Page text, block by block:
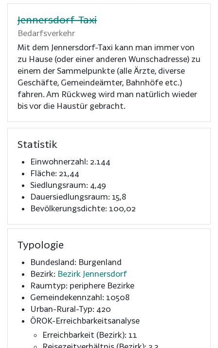
Jennersdorf-Taxi
Bedarfsverkehr
Mit dem Jennersdorf-Taxi kann man immer von
zu Hause (oder einer anderen Wunschadresse) zu
einem der Sammelpunkte (alle Ärzte, diverse
Geschäfte, Gemeindeämter, Bahnhöfe etc.)
fahren. Am Rückweg wird man natürlich wieder
bis vor die Haustür gebracht.
Statistik
Einwohnerzahl: 2.144
Fläche: 21,44
Siedlungsraum: 4,49
Dauersiedlungsraum: 15,8
Bevölkerungsdichte: 100,02
Typologie
Bundesland: Burgenland
Bezirk: Bezirk Jennersdorf
Raumtyp: periphere Bezirke
Gemeindekennzahl: 10508
Urban-Rural-Typ: 420
ÖROK-Erreichbarkeitsanalyse
Erreichbarkeit (Bezirk): 11
Reisezeitverhältnis (Bezirk): 3,3